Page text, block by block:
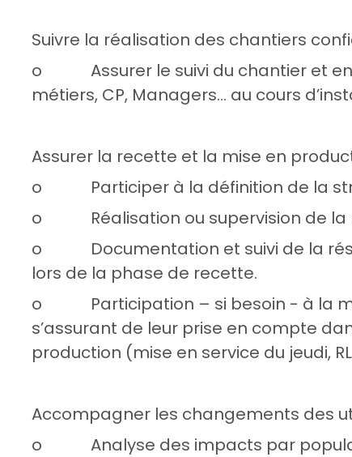
Suivre la réalisation des chantiers
o Assurer le suivi du chantier et en
métiers, CP, Managers... au cours
Assurer la recette et la mise en
o Participer à la définition de la
o Réalisation ou supervision de la
o Documentation et suivi de la
lors de la phase de recette.
o Participation – si besoin - à la
s’assurant de leur prise en compte
production (mise en service du jeudi,
Accompagner les changements des
o Analyse des impacts par